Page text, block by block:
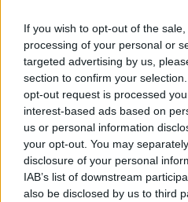
If you wish to opt-out of the
processing of your personal or
targeted advertising by us,
section to confirm your
opt-out request is processed
interest-based ads based on
us or personal information
your opt-out. You may
disclosure of your personal
IAB’s list of downstream
also be disclosed by us to third
Failed to fetch
Občine: Slovenj Gradec
Ravne na Koroškem
Radlje
Prevalje
Mežica Črna
Muta
Ribnica na Pohorju